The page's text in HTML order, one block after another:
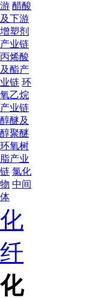
游 醋酸
及下游
增塑剂
产业链
丙烯酸
及酯产
业链 环
氧乙烷
产业链
醇醚及
醇聚醚
环氧树
脂产业
链 氯化
物 中间
体
化
纤
化